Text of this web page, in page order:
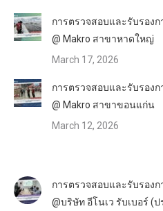
การตรวจสอบและรับรอง
@ Makro สาขาหาดใหญ่
March 17, 2026
การตรวจสอบและรับรอง
@ Makro สาขาขอนแก่น
March 12, 2026
การตรวจสอบและรับรอง
@บริษัท อีโนเว รับเบอร์ (